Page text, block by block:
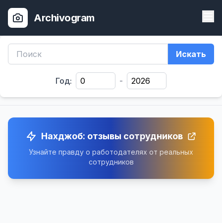
Archivogram
Искать
Год: -
Нахджоб: отзывы сотрудников
Узнайте правду о работодателях от реальных
сотрудников